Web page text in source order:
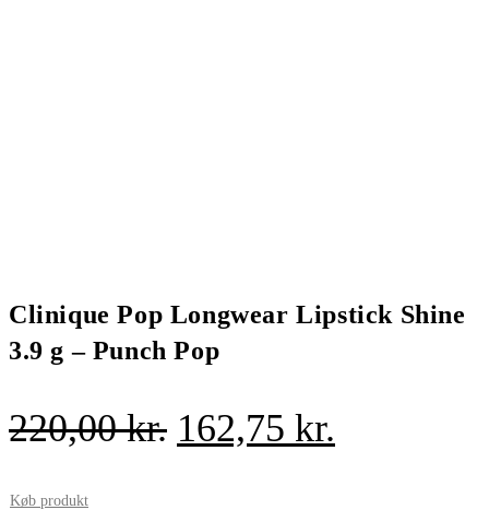
Clinique Pop Longwear Lipstick Shine
3.9 g – Punch Pop
220,00kr. Den
162,75 kr.
Køb produkt